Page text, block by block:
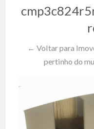
← Voltar para
pertinho do